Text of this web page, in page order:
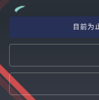
目前为